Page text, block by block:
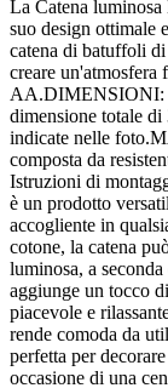
La Catena
suo design ottimale
catena di batuffoli
creare un'atmosfera
AA.DIMENSIONI:
dimensione totale
indicate nelle
composta da
Istruzioni di
è un prodotto
accogliente in
cotone, la catena
luminosa, a
aggiunge un tocco
piacevole e
rende comoda da
perfetta per
occasione di una